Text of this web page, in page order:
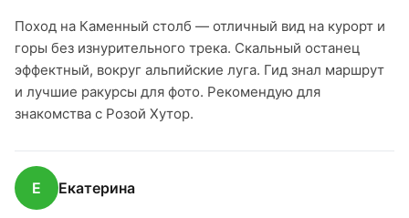
Поход на Каменный столб — отличный вид на курорт и
горы без изнурительного трека. Скальный останец
эффектный, вокруг альпийские луга. Гид знал маршрут
и лучшие ракурсы для фото. Рекомендую для
знакомства с Розой Хутор.
Е Екатерина